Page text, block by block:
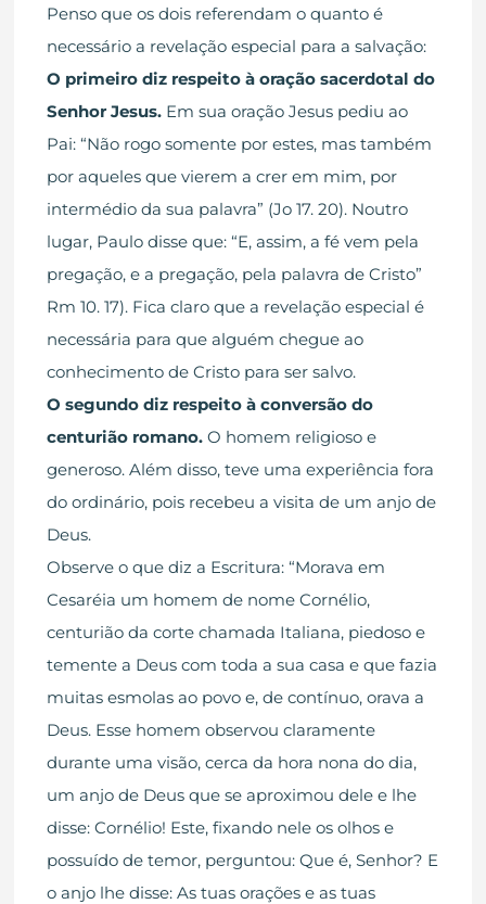
Penso que os dois referendam o quanto é
necessário a revelação especial para a salvação:
O primeiro diz respeito à oração sacerdotal do
Senhor Jesus. Em sua oração Jesus pediu ao
Pai: “Não rogo somente por estes, mas também
por aqueles que vierem a crer em mim, por
intermédio da sua palavra” (Jo 17. 20). Noutro
lugar, Paulo disse que: “E, assim, a fé vem pela
pregação, e a pregação, pela palavra de Cristo”
Rm 10. 17). Fica claro que a revelação especial é
necessária para que alguém chegue ao
conhecimento de Cristo para ser salvo.
O segundo diz respeito à conversão do
centurião romano. O homem religioso e
generoso. Além disso, teve uma experiência fora
do ordinário, pois recebeu a visita de um anjo de
Deus.
Observe o que diz a Escritura: “Morava em
Cesaréia um homem de nome Cornélio,
centurião da corte chamada Italiana, piedoso e
temente a Deus com toda a sua casa e que fazia
muitas esmolas ao povo e, de contínuo, orava a
Deus. Esse homem observou claramente
durante uma visão, cerca da hora nona do dia,
um anjo de Deus que se aproximou dele e lhe
disse: Cornélio! Este, fixando nele os olhos e
possuído de temor, perguntou: Que é, Senhor? E
o anjo lhe disse: As tuas orações e as tuas